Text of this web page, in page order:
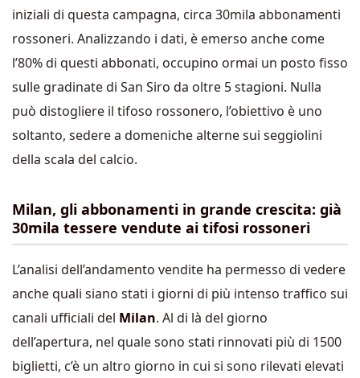
iniziali di questa campagna, circa 30mila abbonamenti
rossoneri. Analizzando i dati, è emerso anche come
l’80% di questi abbonati, occupino ormai un posto fisso
sulle gradinate di San Siro da oltre 5 stagioni. Nulla
può distogliere il tifoso rossonero, l’obiettivo è uno
soltanto, sedere a domeniche alterne sui seggiolini
della scala del calcio.
Milan, gli abbonamenti in grande crescita: già
30mila tessere vendute ai tifosi rossoneri
L’analisi dell’andamento vendite ha permesso di vedere
anche quali siano stati i giorni di più intenso traffico sui
canali ufficiali del Milan. Al di là del giorno
dell’apertura, nel quale sono stati rinnovati più di 1500
biglietti, c’è un altro giorno in cui si sono rilevati elevati